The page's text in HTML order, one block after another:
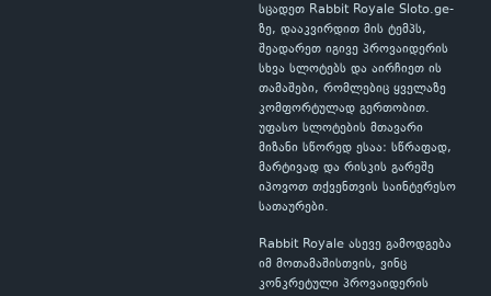
სცადეთ Rabbit Royale Sloto.ge-
ზე, დააკვირდით მის ტემპს,
შეადარეთ იგივე პროვაიდერის
სხვა სლოტებს და აირჩიეთ ის
თამაშები, რომლებიც ყველაზე
კომფორტულად გერთობით.
უფასო სლოტების მთავარი
მიზანი სწორედ ესაა: სწრაფად,
მარტივად და რისკის გარეშე
იპოვოთ თქვენთვის საინტერესო
სათაურები.
Rabbit Royale ასევე გამოდგება
იმ მოთამაშისთვის, ვინც
კონკრეტული პროვაიდერის